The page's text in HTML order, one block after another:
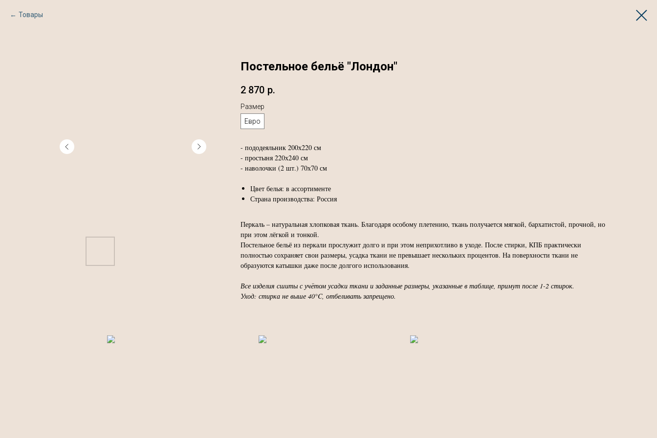
Товары
Постельное бельё "Лондон"
2 870 р.
Размер
Евро
- пододеяльник 200х220 см
- простыня 220х240 см
- наволочки (2 шт.) 70х70 см
Цвет белья: в ассортименте
Страна производства: Россия
Перкаль – натуральная хлопковая ткань. Благодаря особому плетению, ткань получается мягкой, бархатистой, прочной, но
при этом лёгкой и тонкой.
Постельное бельё из перкали прослужит долго и при этом неприхотливо в уходе. После стирки, КПБ практически
полностью сохраняет свои размеры, усадка ткани не превышает нескольких процентов. На поверхности ткани не
образуются катышки даже после долгого использования.
Все изделия сшиты с учётом усадки ткани и заданные размеры, указанные в таблице, примут после 1-2 стирок.
Уход: стирка не выше 40°C, отбеливать запрещено.